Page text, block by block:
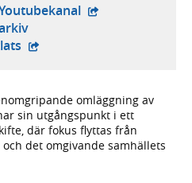
- extern
- extern webbplats,
omläggning av
sin utgångspunkt i ett
där fokus flyttas från
det omgivande samhällets